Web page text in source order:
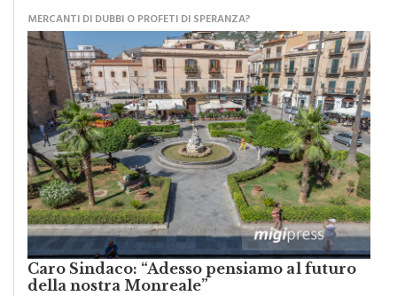
MERCANTI DI DUBBI O PROFETI DI SPERANZA?
Caro Sindaco: “Adesso pensiamo al futuro
della nostra Monreale”